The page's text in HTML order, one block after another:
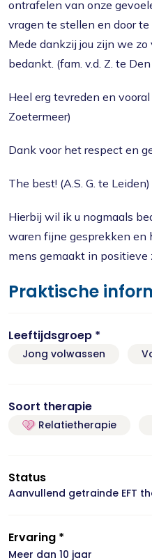
ontrafelen van onze
vragen te stellen en door
Mede dankzij jou zijn we
bedankt. (fam. v.d. Z. te
Heel erg tevreden en vooral
Zoetermeer)
Dank voor het respect en
The best! (A.S. G. te Leiden)
Hierbij wil ik u nogmaals
waren fijne gesprekken
mens gemaakt in positieve
Praktische
Leeftijdsgroep *
Jong volwassen
Soort therapie
Relatietherapie
Status
Aanvullend getrainde EFT
Ervaring *
Meer dan 10 jaar